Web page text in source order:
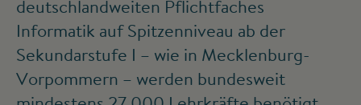
deutschlandweiten Pflichtfaches
Informatik auf Spitzenniveau ab der
Sekundarstufe I – wie in Mecklenburg-
Vorpommern – werden bundesweit